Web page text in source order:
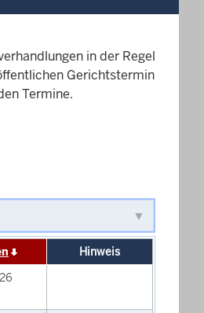
in der Regel
Gerichtstermin
Termine.
Hinweis